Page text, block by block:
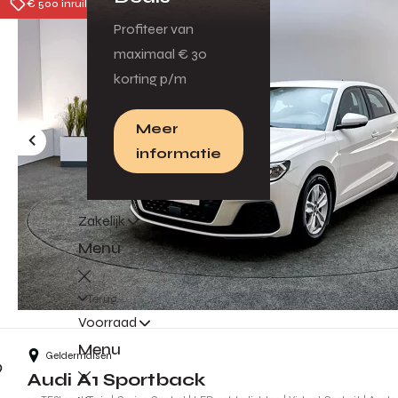
Profiteer van
maximaal € 30
korting p/m
Meer
informatie
Zakelijk
Menu
Terug
Voorraad
Menu
€ 500 inruilpremie
Geldermalsen
Audi A1 Sportback